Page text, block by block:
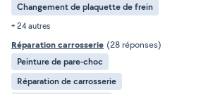
Changement de plaquette de frein
+ 24 autres
Réparation carrosserie (28 réponses)
Peinture de pare-choc
Réparation de carrosserie